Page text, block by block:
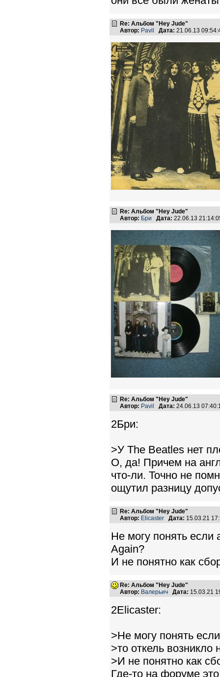
Re: Альбом "Hey Jude"
Автор: Pavil Дата: 21.06.13
Re: Альбом "Hey Jude"
Автор: Бри Дата: 22.06.13
Re: Альбом "Hey Jude"
Автор: Pavil Дата: 24.06.13
2Бри:
>У The Beatles нет
О, да! Причем на
что-ли. Точно не
ощутил разницу
Re: Альбом "Hey Jude"
Автор: Elicaster Дата: 15.03.21
Не могу понять если
Again?
И не понятно как
Re: Альбом "Hey Jude"
Автор: Валерьич Дата: 15.03.21
2Elicaster:
>Не могу понять
>то откель возникло
>И не понятно как
Где-то на форуме